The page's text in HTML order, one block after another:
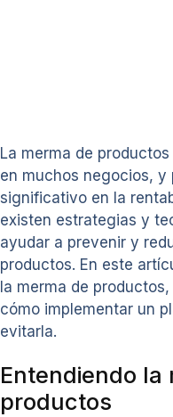
La merma de
en muchos negocios,
significativo en la
existen estrategias y
ayudar a prevenir y
productos. En este
la merma de
cómo implementar un
evitarla.
Entendiendo la
productos